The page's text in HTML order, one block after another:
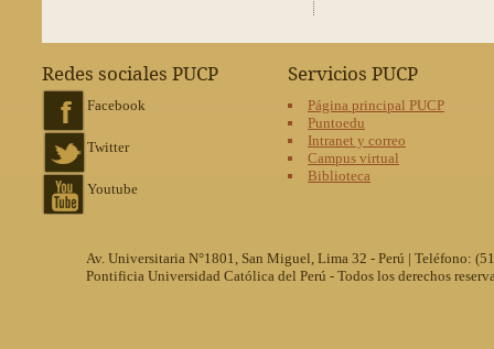
Redes sociales PUCP
Facebook
Twitter
Youtube
Servicios PUCP
Página principal PUCP
Puntoedu
Intranet y correo
Campus virtual
Biblioteca
Av. Universitaria N°1801, San Miguel, Lima 32 - Perú | Teléfono:
Pontificia Universidad Católica del Perú - Todos los derechos